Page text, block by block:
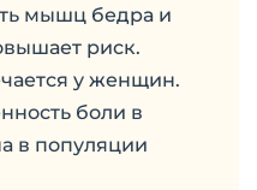
мышц бедра и
риск.
у женщин.
боли в
в популяции